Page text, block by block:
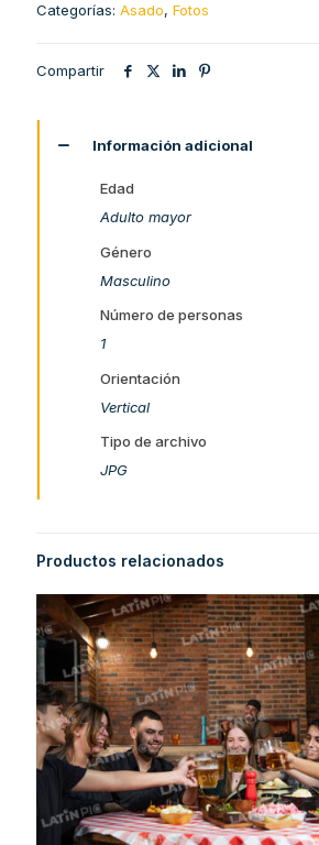
Categorías: Asado, Fotos
Compartir
Información adicional
Edad
Adulto mayor
Género
Masculino
Número de personas
1
Orientación
Vertical
Tipo de archivo
JPG
Productos relacionados